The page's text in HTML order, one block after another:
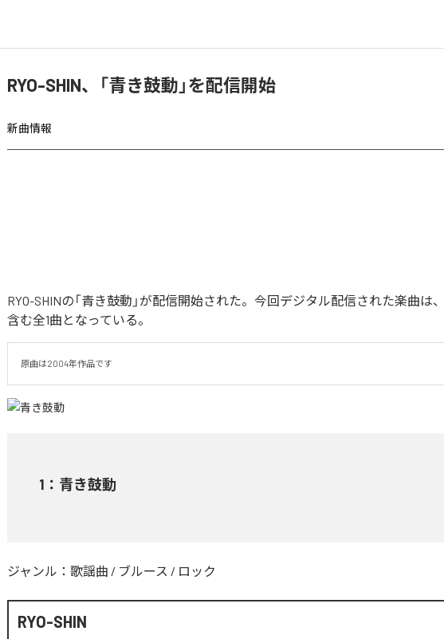
RYO-SHIN、「青き鼓動」を配信開始
新曲情報
RYO-SHINの「青き鼓動」が配信開始された。今回デジタル配信された楽曲は、
含む全1曲となっている。
原曲は2004年作品です
1 ： 青き鼓動
ジャンル： 歌謡曲 / ブルース / ロック
RYO-SHIN